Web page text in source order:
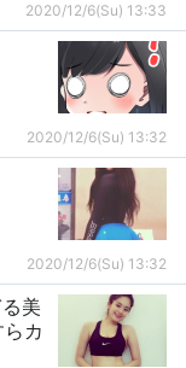
2020/12/6(Su) 13:33
2020/12/6(Su) 13:32
2020/12/6(Su) 13:32
美
カ